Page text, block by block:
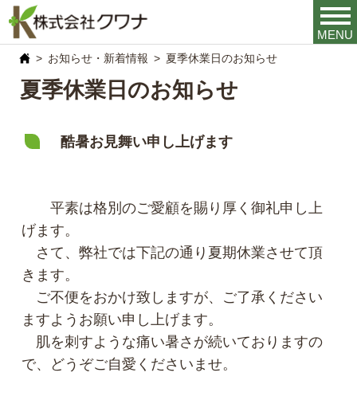
MENU
お知らせ・新着情報 夏季休業日のお知らせ
夏季休業日のお知らせ
酷暑お見舞い申し上げます
平素は格別のご愛顧を賜り厚く御礼申し上
げます。
さて、弊社では下記の通り夏期休業させて頂
きます。
ご不便をおかけ致しますが、ご了承ください
ますようお願い申し上げます。
肌を刺すような痛い暑さが続いておりますの
で、どうぞご自愛くださいませ。